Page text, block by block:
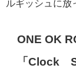
ルギッシュに放
ONE OK
「Clock